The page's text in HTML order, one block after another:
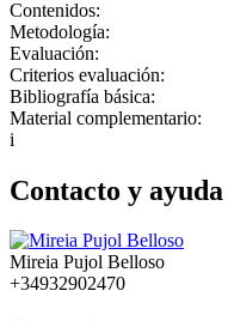
Contenidos:
Metodología:
Evaluación:
Criterios evaluación:
Bibliografía básica:
Material complementario:
i
Contacto y ayuda
Mireia Pujol Belloso
+34932902470